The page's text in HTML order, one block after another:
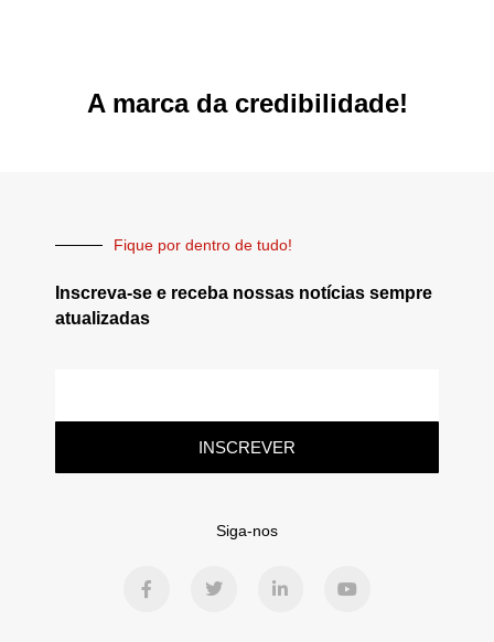
A marca da credibilidade!
Fique por dentro de tudo!
Inscreva-se e receba nossas notícias sempre
atualizadas
INSCREVER
Siga-nos